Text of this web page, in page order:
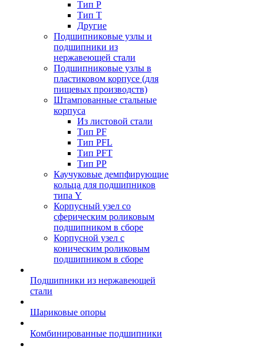
Тип P
Тип T
Другие
Подшипниковые узлы и
подшипники из
нержавеющей стали
Подшипниковые узлы в
пластиковом корпусе (для
пищевых производств)
Штампованные стальные
корпуса
Из листовой стали
Тип PF
Тип PFL
Тип PFT
Тип PP
Каучуковые демпфирующие
кольца для подшипников
типа Y
Корпусный узел со
сферическим роликовым
подшипником в сборе
Корпусной узел с
коническим роликовым
подшипником в сборе
Подшипники из нержавеющей
стали
Шариковые опоры
Комбинированные подшипники